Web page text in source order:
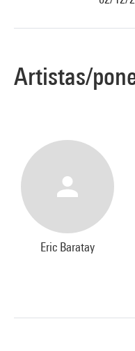
Artistas/
Eric Baratay